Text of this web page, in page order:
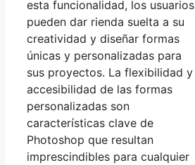
esta funcionalidad, los usuarios
pueden dar rienda suelta a su
creatividad y diseñar formas
únicas y personalizadas para
sus proyectos. La flexibilidad y
accesibilidad de las formas
personalizadas son
características clave de
Photoshop que resultan
imprescindibles para cualquier